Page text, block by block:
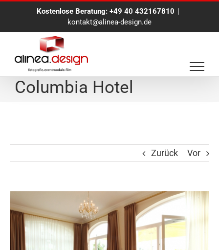
Kostenlose Beratung: +49 40 432167810 |
kontakt@alinea-design.de
Interieurfotografie im
Columbia Hotel
Zurück Vor
Zeige
grösseres
Bild